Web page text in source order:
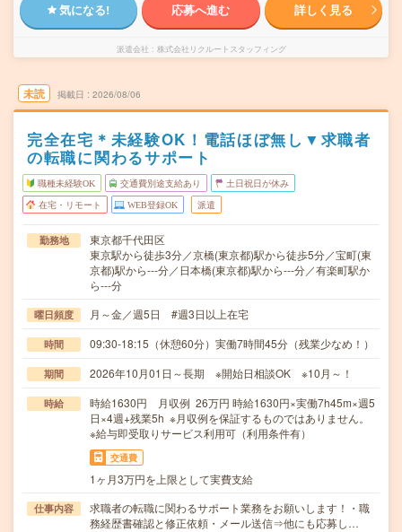
気になる! 応募へ進む 詳しく見る
派遣会社 株式会社リクルートスタッフィング
未読 掲載日 2026/08/06
完全在宅＊未経験OK！電話ほぼ無し▼求職者
の転職に関わるサポート
職種未経験OK 交通費別途支給あり 土日祝日が休み
在宅・リモート WEB登録OK 派遣
勤務地
東京都千代田区
東京駅から徒歩3分／京橋(東京都)駅から徒歩5分／宝町(東
京都)駅から---分／日本橋(東京都)駅から---分／有楽町駅か
ら---分
曜日頻度 月～金／週5日 #週3日以上在宅
時間 09:30-18:15（休憩60分）実働7時間45分（残業少なめ！）
期間 2026年10月01日～長期 ※開始日相談OK ※10月～！
時給
時給1630円 月収例 26万円 時給1630円×実働7h45m×週5
日×4週+残業5h ※月収例を保証するものではありません。
※給与即受取りサービス利用可（利用条件有）
交通費
1ヶ月3万円を上限として実費支給
仕事内容
求職者の転職に関わるサポート業務をお願いします！・職
務経歴書確認と修正依頼・メール送信⇒他にも応募し…